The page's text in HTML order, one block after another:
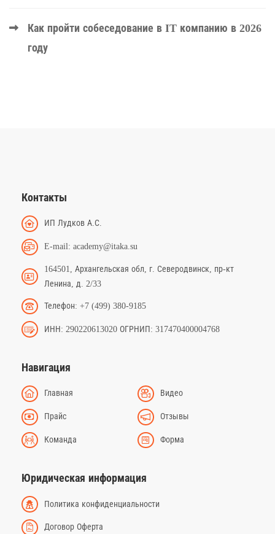
Как пройти собеседование в IT компанию в 2026
году
Контакты
ИП Лудков А.С.
E-mail: academy@itaka.su
164501, Архангельская обл, г. Северодвинск, пр-кт
Ленина, д. 2/33
Телефон: +7 (499) 380-9185
ИНН: 290220613020 ОГРНИП: 317470400004768
Навигация
Главная Видео
Прайс Отзывы
Команда Форма
Юридическая информация
Политика конфиденциальности
Договор Оферта